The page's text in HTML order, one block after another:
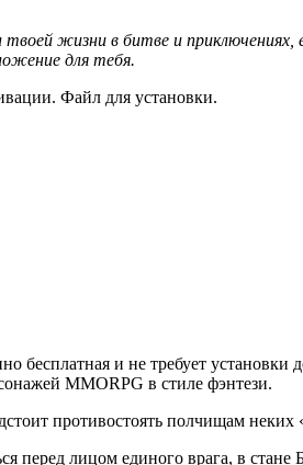
жизни в битве и приключениях,
для тебя.
Файл для установки.
бесплатная и не требует
MMORPG в стиле фэнтези.
противостоять полчищам
перед лицом единого врага, в